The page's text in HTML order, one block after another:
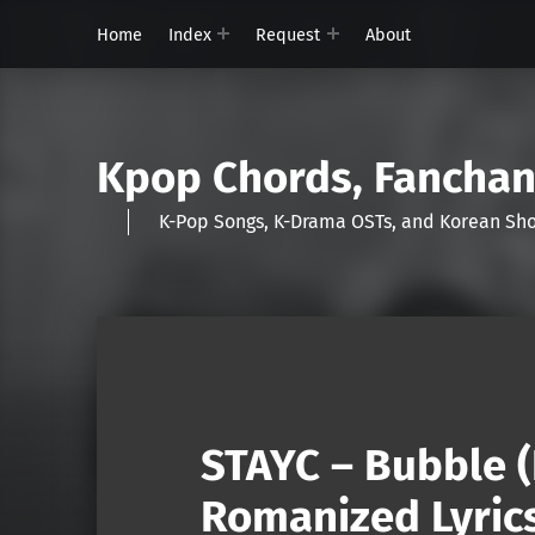
Home Index Request About
Kpop Chords,
K-Pop Songs, K-Drama OSTs, and Korean
STAYC – Bubble
Romanized